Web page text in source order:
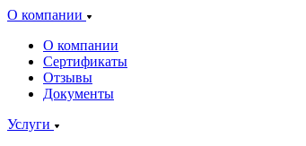
О компании
О компании
Сертификаты
Отзывы
Документы
Услуги